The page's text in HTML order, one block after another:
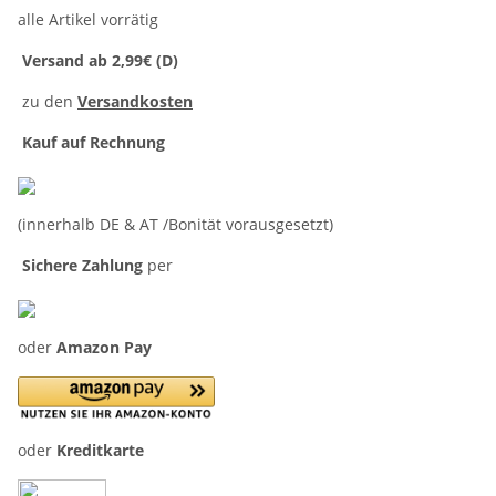
alle Artikel vorrätig
Versand ab 2,99€ (D)
zu den Versandkosten
Kauf auf Rechnung
(innerhalb DE & AT /Bonität vorausgesetzt)
Sichere Zahlung per
oder Amazon Pay
oder Kreditkarte